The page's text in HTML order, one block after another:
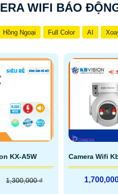
WIFI BÁO
Hồng Ngoại Full Color AI
KX-A5W
1,300,000 ₫
Camera Wifi